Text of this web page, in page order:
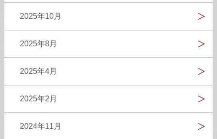
2025年10月
2025年8月
2025年4月
2025年2月
2024年11月